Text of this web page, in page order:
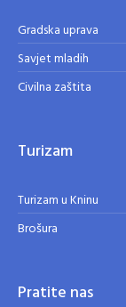
Gradska uprava
Savjet mladih
Civilna zaštita
Turizam
Turizam u Kninu
Brošura
Pratite nas